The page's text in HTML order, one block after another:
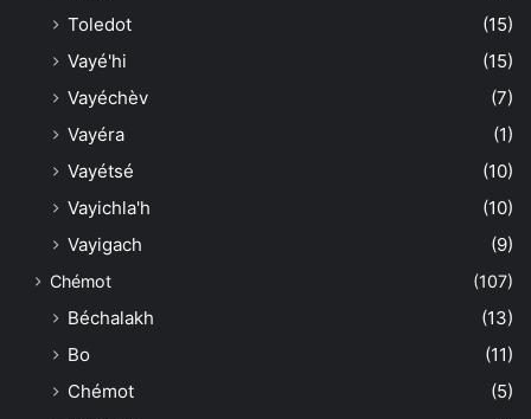
Toledot
(15)
Vayé'hi
(15)
Vayéchèv
(7)
Vayéra
(1)
Vayétsé
(10)
Vayichla'h
(10)
Vayigach
(9)
Chémot (107)
Béchalakh
(13)
Bo
(11)
Chémot
(5)